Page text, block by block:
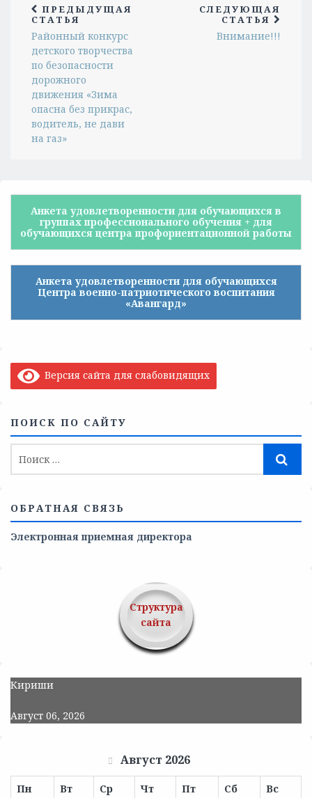
ПРЕДЫДУЩАЯ
СТАТЬЯ
Районный конкурс
детского творчества
по безопасности
дорожного
движения «Зима
опасна без прикрас,
водитель, не дави
на газ»
СЛЕДУЮЩАЯ
СТАТЬЯ
Внимание!!!
Анкета удовлетворенности для обучающихся в
группах профессионального обучения + для
обучающихся центра профориентационной работы
Анкета удовлетворенности для обучающихся
Центра военно-патриотического воспитания
«Авангард»
Версия сайта для слабовидящих
ПОИСК ПО САЙТУ
ОБРАТНАЯ СВЯЗЬ
Электронная приемная директора
Структура
сайта
Кириши
Август 06, 2026
Август 2026
Пн Вт Ср Чт Пт Сб Вс